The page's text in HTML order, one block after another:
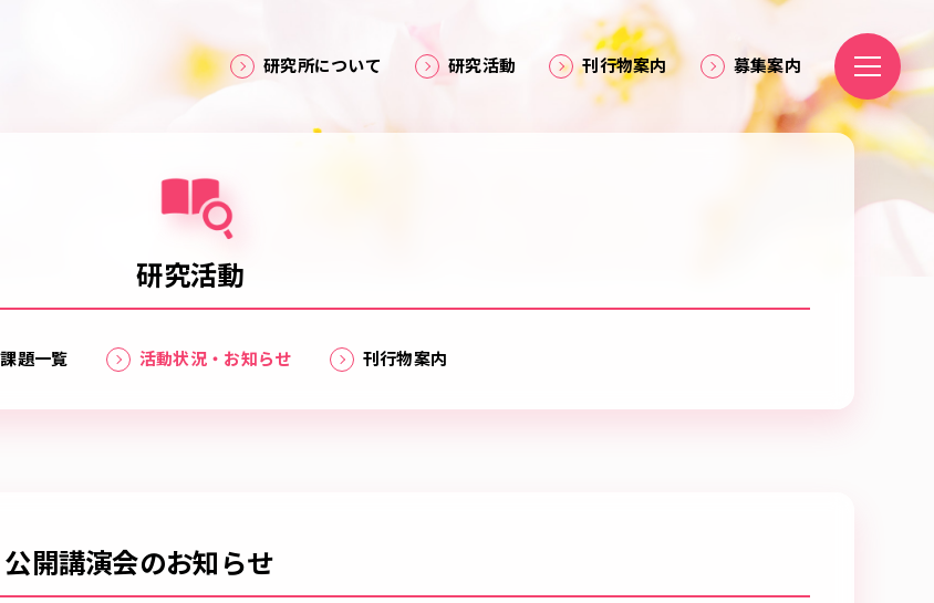
研究所について 研究活動 刊行物案内 募集案内
研究活動
題一覧 活動状況・お知らせ 刊行物案内
開講演会のお知らせ